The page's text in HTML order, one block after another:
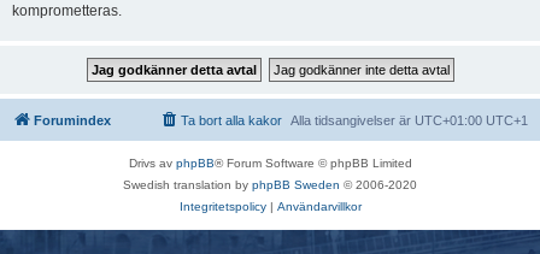
komprometteras.
Forumindex Alla tidsangivelser är UTC+01:00 UTC+1
Ta bort alla kakor
Drivs av phpBB® Forum Software © phpBB Limited
Swedish translation by phpBB Sweden © 2006-2020
Integritetspolicy| Användarvillkor